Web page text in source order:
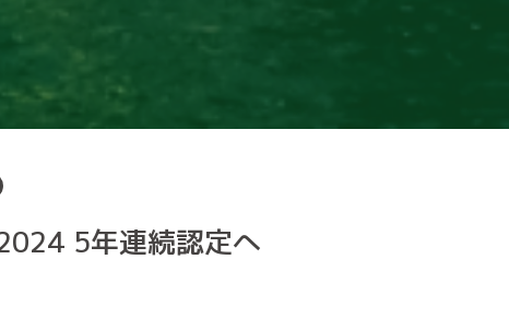
5年連続認定へ